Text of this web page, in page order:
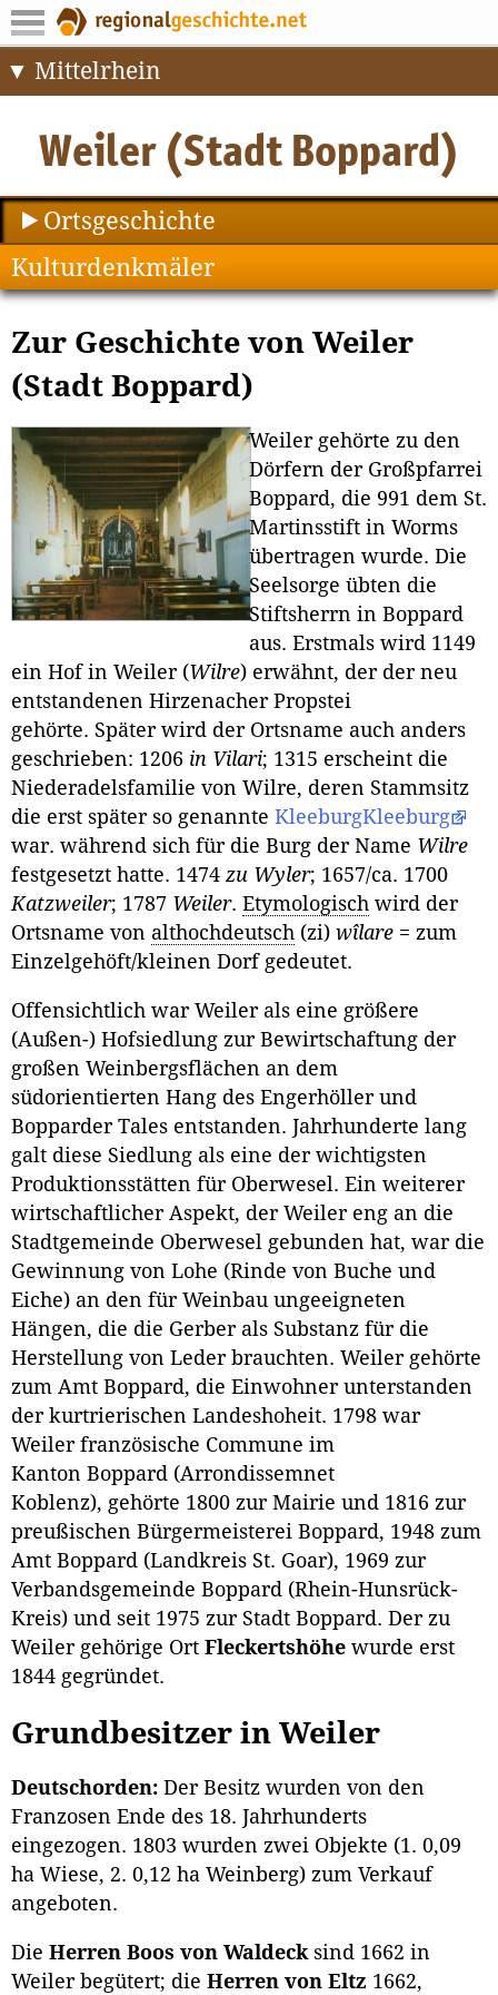
Mittelrhein
Ortsgeschichte
Kulturdenkmäler
Zur Geschichte von Weiler
(Stadt Boppard)
Weiler gehörte zu den
Dörfern der Großpfarrei
Boppard, die 991 dem St.
Martinsstift in Worms
übertragen wurde. Die
Seelsorge übten die
Stiftsherrn in Boppard
aus. Erstmals wird 1149
ein Hof in Weiler (Wilre) erwähnt, der der neu
entstandenen Hirzenacher Propstei
gehörte. Später wird der Ortsname auch anders
geschrieben: 1206 in Vilari; 1315 erscheint die
Niederadelsfamilie von Wilre, deren Stammsitz
die erst später so genannte KleeburgKleeburg
war. während sich für die Burg der Name Wilre
festgesetzt hatte. 1474 zu Wyler; 1657/ca. 1700
Katzweiler; 1787 Weiler. Etymologisch wird der
Ortsname von althochdeutsch (zi) wîlare = zum
Einzelgehöft/kleinen Dorf gedeutet.
Offensichtlich war Weiler als eine größere
(Außen-) Hofsiedlung zur Bewirtschaftung der
großen Weinbergsflächen an dem
südorientierten Hang des Engerhöller und
Bopparder Tales entstanden. Jahrhunderte lang
galt diese Siedlung als eine der wichtigsten
Produktionsstätten für Oberwesel. Ein weiterer
wirtschaftlicher Aspekt, der Weiler eng an die
Stadtgemeinde Oberwesel gebunden hat, war die
Gewinnung von Lohe (Rinde von Buche und
Eiche) an den für Weinbau ungeeigneten
Hängen, die die Gerber als Substanz für die
Herstellung von Leder brauchten. Weiler gehörte
zum Amt Boppard, die Einwohner unterstanden
der kurtrierischen Landeshoheit. 1798 war
Weiler französische Commune im
Kanton Boppard (Arrondissemnet
Koblenz), gehörte 1800 zur Mairie und 1816 zur
preußischen Bürgermeisterei Boppard, 1948 zum
Amt Boppard (Landkreis St. Goar), 1969 zur
Verbandsgemeinde Boppard (Rhein-Hunsrück-
Kreis) und seit 1975 zur Stadt Boppard. Der zu
Weiler gehörige Ort Fleckertshöhe wurde erst
1844 gegründet.
Grundbesitzer in Weiler
Deutschorden: Der Besitz wurden von den
Franzosen Ende des 18. Jahrhunderts
eingezogen. 1803 wurden zwei Objekte (1. 0,09
ha Wiese, 2. 0,12 ha Weinberg) zum Verkauf
angeboten.
Die Herren Boos von Waldecksind 1662 in
Weiler begütert; die Herren von Eltz 1662,